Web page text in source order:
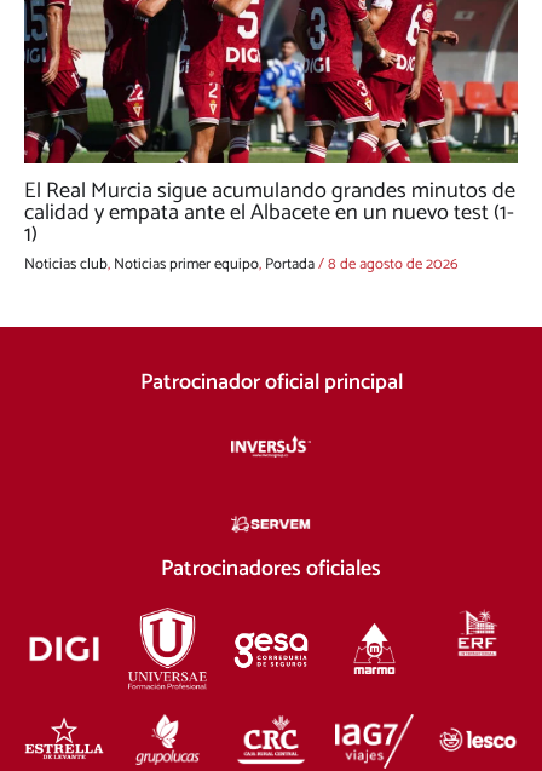
El Real Murcia sigue acumulando grandes minutos de
calidad y empata ante el Albacete en un nuevo test (1-
1)
Noticias club,Noticias primer equipo,Portada/8 de agosto de 2026
Patrocinador oficial principal
Patrocinadores oficiales